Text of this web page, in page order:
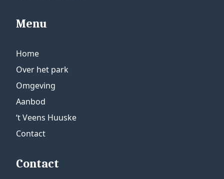
Menu
Home
Over het park
Omgeving
Aanbod
‘t Veens Huuske
Contact
Contact